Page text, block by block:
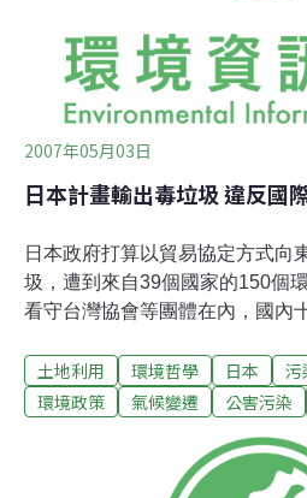
處及其他國家代表爭取協助，巴
2007年05月03日
日本計畫輸出毒垃圾 違反國
日本政府打算以貿易協定方式向
圾，遭到來自39個國家的150個
看守台灣協會等團體在內，國內
束有毒垃圾境外轉移的《巴塞爾
「廢棄物殖民帝國」。台灣團體
律賓、泰國、新加坡及馬來西亞
定，協定中包含了一條零關稅條
土地利用 環境哲學 日本 污
環境政策
氣候變遷 公害污染